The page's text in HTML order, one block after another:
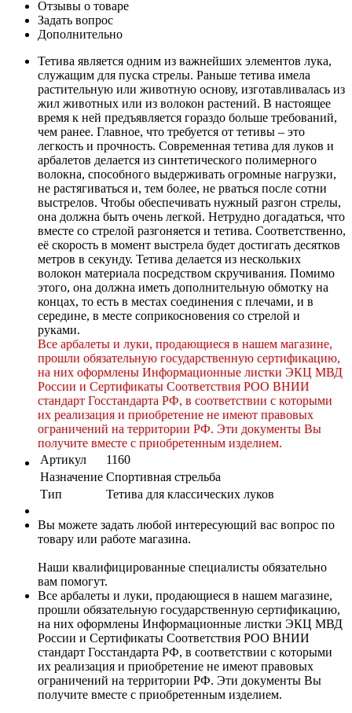
Отзывы о товаре
Задать вопрос
Дополнительно
Тетива является одним из важнейших элементов лука,
служащим для пуска стрелы. Раньше тетива имела
растительную или животную основу, изготавливалась из
жил животных или из волокон растений. В настоящее
время к ней предъявляется гораздо больше требований,
чем ранее. Главное, что требуется от тетивы – это
легкость и прочность. Современная тетива для луков и
арбалетов делается из синтетического полимерного
волокна, способного выдерживать огромные нагрузки,
не растягиваться и, тем более, не рваться после сотни
выстрелов. Чтобы обеспечивать нужный разгон стрелы,
она должна быть очень легкой. Нетрудно догадаться, что
вместе со стрелой разгоняется и тетива. Соответственно,
её скорость в момент выстрела будет достигать десятков
метров в секунду. Тетива делается из нескольких
волокон материала посредством скручивания. Помимо
этого, она должна иметь дополнительную обмотку на
концах, то есть в местах соединения с плечами, и в
середине, в месте соприкосновения со стрелой и
руками.
Все арбалеты и луки, продающиеся в нашем магазине,
прошли обязательную государственную сертификацию,
на них оформлены Информационные листки ЭКЦ МВД
России и Сертификаты Соответствия РОО ВНИИ
стандарт Госстандарта РФ, в соответствии с которыми
их реализация и приобретение не имеют правовых
ограничений на территории РФ. Эти документы Вы
получите вместе с приобретенным изделием.
Артикул
1160
Назначение Спортивная стрельба
Тип
Тетива для классических луков
Вы можете задать любой интересующий вас вопрос по
товару или работе магазина.
Наши квалифицированные специалисты обязательно
вам помогут.
Все арбалеты и луки, продающиеся в нашем магазине,
прошли обязательную государственную сертификацию,
на них оформлены Информационные листки ЭКЦ МВД
России и Сертификаты Соответствия РОО ВНИИ
стандарт Госстандарта РФ, в соответствии с которыми
их реализация и приобретение не имеют правовых
ограничений на территории РФ. Эти документы Вы
получите вместе с приобретенным изделием.